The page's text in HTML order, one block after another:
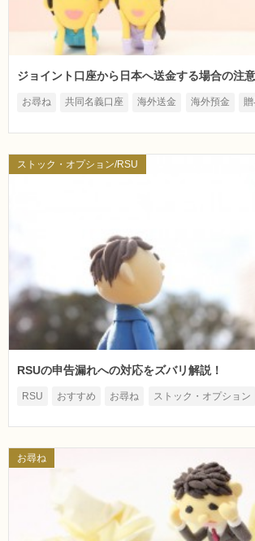
ジョイント口座から日本へ送金する場合の注
お尋ね 共同名義口座 海外送金 海外預金 贈
ストック・オプション/RSU
RSUの申告漏れへの対応をズバリ解説！
RSU おすすめ お尋ね ストック・オプション
お尋ね